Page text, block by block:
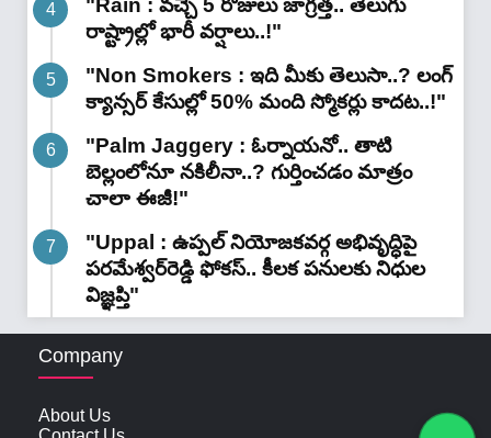
"Rain : వచ్చే 5 రోజులు జాగ్రత్త.. తెలుగు
రాష్ట్రాల్లో భారీ వ‌ర్షాలు..!"
"Non Smokers : ఇది మీకు తెలుసా..? లంగ్
క్యాన్సర్ కేసుల్లో 50% మంది స్మోకర్లు కాదట..!"
"Palm Jaggery : ఓర్నాయనో.. తాటి
బెల్లంలోనూ నకిలీనా..? గుర్తించడం మాత్రం
చాలా ఈజీ!"
"Uppal : ఉప్పల్ నియోజకవర్గ అభివృద్ధిపై
పరమేశ్వర్‌రెడ్డి ఫోకస్.. కీలక పనులకు నిధుల
విజ్ఞప్తి"
Company
About Us